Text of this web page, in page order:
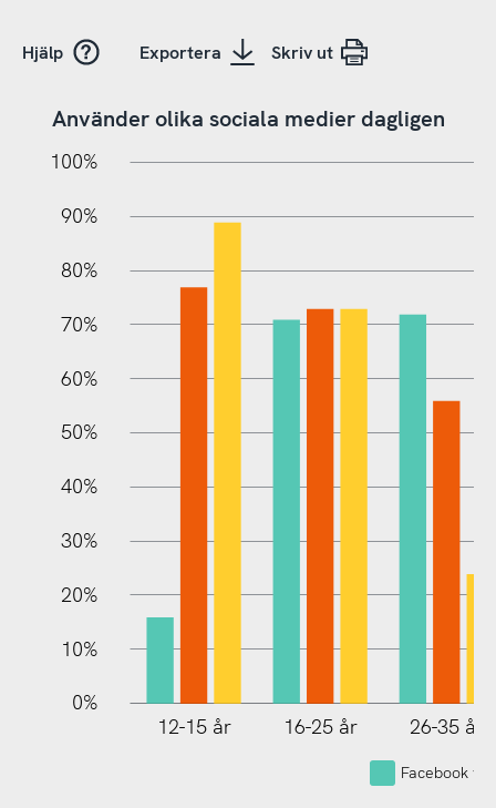
Hjälp Exportera Skriv ut
Använder olika sociala medier dagligen
10%
100%
90%
80%
70%
60%
50%
40%
30%
20%
10%
0%
12-15 år 16-25 år 26-35 år
Facebook